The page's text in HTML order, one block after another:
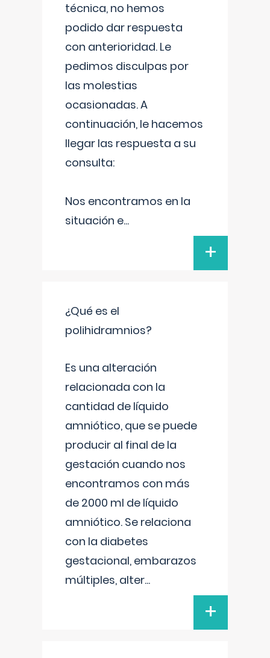
técnica, no hemos
podido dar respuesta
con anterioridad. Le
pedimos disculpas por
las molestias
ocasionadas. A
continuación, le hacemos
llegar las respuesta a su
consulta:
Nos encontramos en la
situación e...
+
¿Qué es el
polihidramnios?
Es una alteración
relacionada con la
cantidad de líquido
amniótico, que se puede
producir al final de la
gestación cuando nos
encontramos con más
de 2000 ml de líquido
amniótico. Se relaciona
con la diabetes
gestacional, embarazos
múltiples, alter...
+